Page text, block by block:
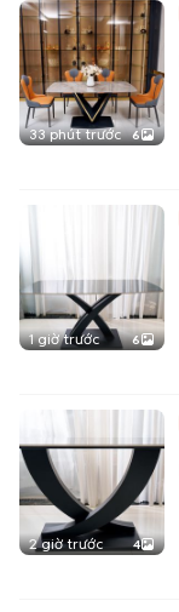
33 phút trước 6
1 giờ trước 6
2 giờ trước 4